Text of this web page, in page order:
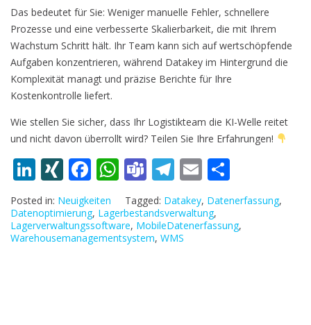
Das bedeutet für Sie: Weniger manuelle Fehler, schnellere
Prozesse und eine verbesserte Skalierbarkeit, die mit Ihrem
Wachstum Schritt hält. Ihr Team kann sich auf wertschöpfende
Aufgaben konzentrieren, während Datakey im Hintergrund die
Komplexität managt und präzise Berichte für Ihre
Kostenkontrolle liefert.
Wie stellen Sie sicher, dass Ihr Logistikteam die KI-Welle reitet
und nicht davon überrollt wird? Teilen Sie Ihre Erfahrungen!
Li
n
k
e
XI
N
G
F
ac
e
b
W
h
at
s
T
e
a
m
T
el
e
gr
E
m
ai
l
ei
le
n
Posted in: Neuigkeiten Tagged: Datakey, Datenerfassung,
Datenoptimierung, Lagerbestandsverwaltung,
Lagerverwaltungssoftware, MobileDatenerfassung,
Warehousemanagementsystem, WMS